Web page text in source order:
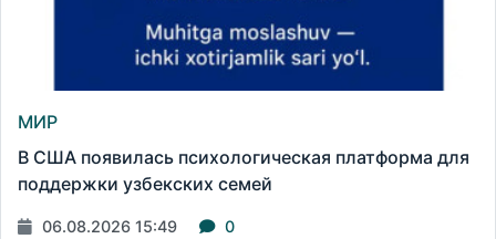
МИР
В США появилась психологическая платформа для
поддержки узбекских семей
06.08.2026 15:49 0